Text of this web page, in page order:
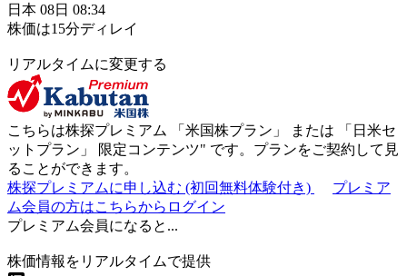
日本 08日 08:34
株価は15分ディレイ
リアルタイムに変更する
こちらは株探プレミアム 「 米国株プラン 」 または 「 日米セ
ットプラン 」 限定コンテンツ" です。プランをご契約して見
ることができます。
株探プレミアムに申し込む (初回無料体験付き)
プレミア
ム会員の方はこちらからログイン
プレミアム会員になると...
株価情報をリアルタイムで提供